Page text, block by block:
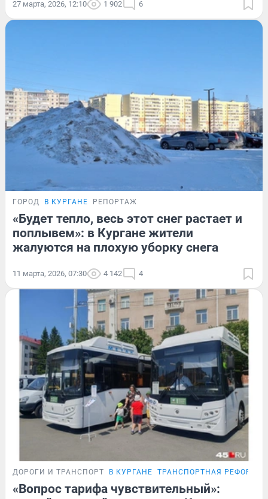
27 марта, 2026, 12:10 1 902 6
ГОРОД В КУРГАНЕ РЕПОРТАЖ
«Будет тепло, весь этот снег растает и
поплывем»: в Кургане жители
жалуются на плохую уборку снега
11 марта, 2026, 07:30 4 142 4
ДОРОГИ И ТРАНСПОРТ В КУРГАНЕ ТРАНСПОРТНАЯ РЕФОРМА
«Вопрос тарифа чувствительный»: